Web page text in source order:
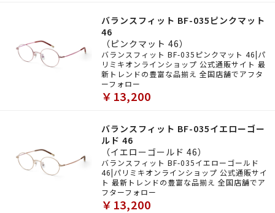
バランスフィット BF-035ピンクマット
46
（ピンクマット 46）
バランスフィット BF-035ピンクマット 46|パ
リミキオンラインショップ 公式通販サイト 最
新トレンドの豊富な品揃え 全国店舗でアフタ
ーフォロー
￥13,200
バランスフィット BF-035イエローゴー
ルド 46
（イエローゴールド 46）
バランスフィット BF-035イエローゴールド
46|パリミキオンラインショップ 公式通販サイ
ト 最新トレンドの豊富な品揃え 全国店舗でア
フターフォロー
￥13,200